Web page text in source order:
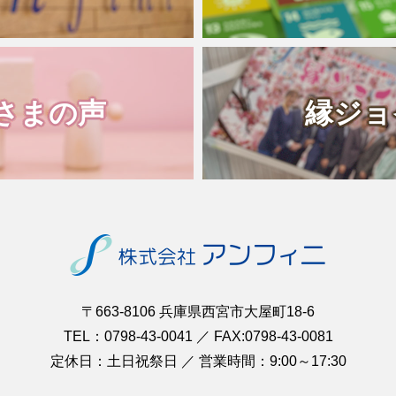
まの声 縁ジ
〒663-8106 兵庫県西宮市大屋町18-6
TEL：0798-43-0041 ／ FAX:0798-43-0081
定休日：土日祝祭日 ／ 営業時間：9:00～17:30